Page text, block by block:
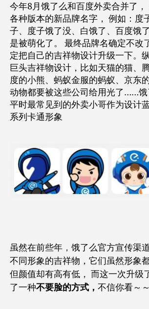
今年8月饿了么和百度外卖合并了，
各种版本的新品牌名字， 例如：度
子、度子饿了没、白饿了、百度饿
是被萌化了。 最终品牌名确定不改
定把自己的吉祥物设计升级一下。
巨头吉祥物设计，比如天猫的猫、
度的小熊、蚂蚁金服的蚂蚁、京东
动物都要被这些公司给用光了……
平时最常见到的外卖小哥作为设计
系列卡通形象
虽然在前些年，饿了么官方宣传渠
不同形象的吉祥物，它们虽然形象
但颜值却有高有低， 而这一次升级
了一种不要脸的方式 ， 不信你看～～